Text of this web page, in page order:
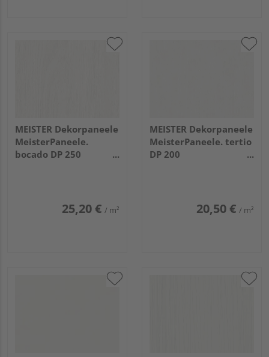
MEISTER Dekorpaneele
MeisterPaneele.
bocado DP 250
25,20 € / m²
MEISTER Dekorpaneele
MeisterPaneele. tertio
DP 200
20,50 € / m²